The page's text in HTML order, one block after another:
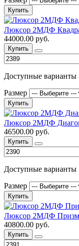
Купить
Люксор 2МДФ
44000.00 руб.
Купить
Доступные варианты
Размер
Купить
Люксор 2МДФ
46500.00 руб.
Купить
Доступные варианты
Размер
Купить
Люксор 2МДФ
40800.00 руб.
Купить